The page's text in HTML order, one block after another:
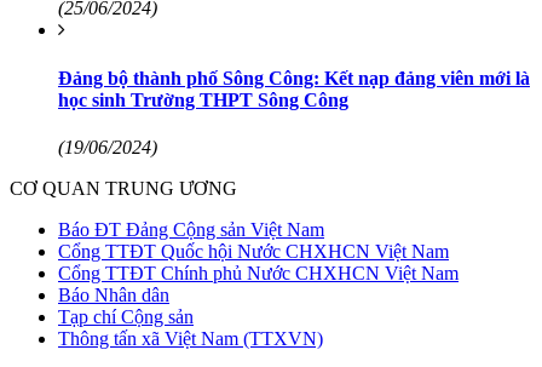
(25/06/2024)
Đảng bộ thành phố Sông Công: Kết nạp đảng viên mới là
học sinh Trường THPT Sông Công
(19/06/2024)
CƠ QUAN TRUNG ƯƠNG
Báo ĐT Đảng Cộng sản Việt Nam
Cổng TTĐT Quốc hội Nước CHXHCN Việt Nam
Cổng TTĐT Chính phủ Nước CHXHCN Việt Nam
Báo Nhân dân
Tạp chí Cộng sản
Thông tấn xã Việt Nam (TTXVN)